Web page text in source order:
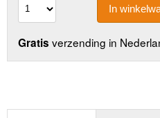
In
Gratis verzending in